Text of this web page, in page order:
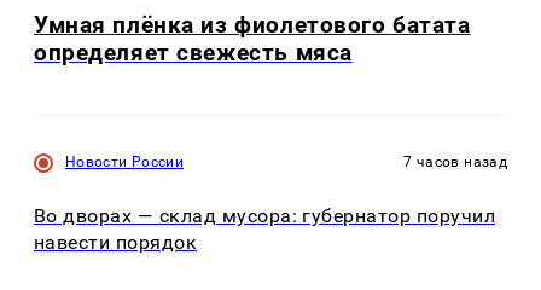
Умная плёнка из фиолетового батата
определяет свежесть мяса
Новости России 7 часов назад
Во дворах — склад мусора: губернатор поручил
навести порядок